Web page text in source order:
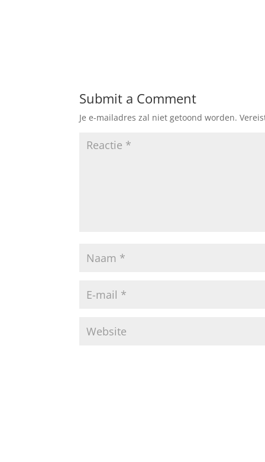
Submit a Comment
Je e-mailadres zal niet getoond worden.